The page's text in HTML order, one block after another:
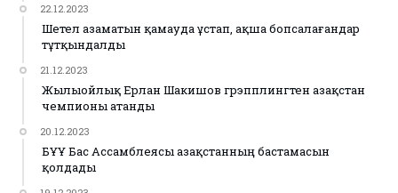
22.12.2023
Шетел азаматын қамауда ұстап, ақша бопсалағандар
тұтқындалды
21.12.2023
Жылыойлық Ерлан Шакишов грэпплингтен Қазақстан
чемпионы атанды
20.12.2023
БҰҰ Бас Ассамблеясы Қазақстанның бастамасын
қолдады